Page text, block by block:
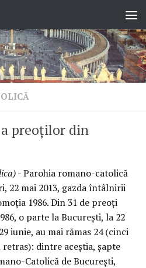
preoţilor din
- Parohia romano-catolică
22 mai 2013, gazda întâlnirii
1986. Din 31 de preoţi
o parte la Bucureşti, la 22
iunie, au mai rămas 24 (cinci
dintre aceştia, şapte
Catolică de Bucureşti,